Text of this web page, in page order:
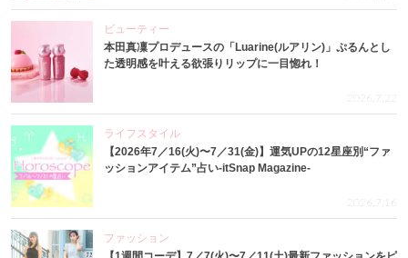
ビューティー
本田真凜プロデュースの「Luarine(ルアリン)」ぷるんとし
た透明感を叶える欲張りリップに一目惚れ！
2026.7.22
ライフスタイル
【2026年7／16(火)〜7／31(金)】運気UPの12星座別“ファ
ッションアイテム”占い-itSnap Magazine-
2026.7.16
ファッション